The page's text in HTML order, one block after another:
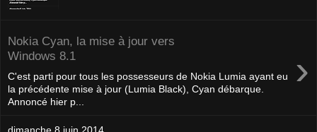
Nokia Cyan, la mise à jour vers
Windows 8.1
›
C'est parti pour tous les possesseurs de Nokia Lumia ayant eu
la précédente mise à jour (Lumia Black), Cyan débarque.
Annoncé hier p...
dimanche 8 juin 2014